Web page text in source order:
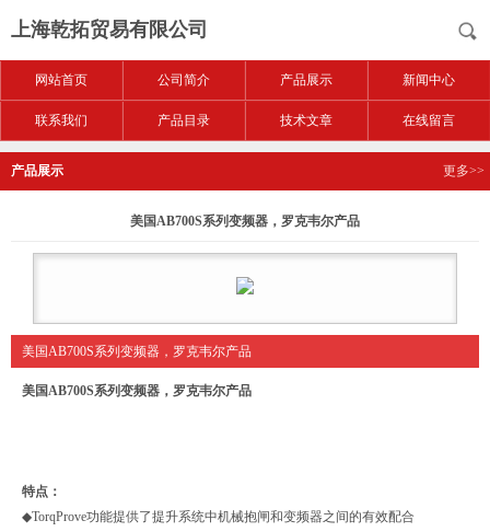
上海乾拓贸易有限公司
网站首页 公司简介 产品展示 新闻中心
联系我们 产品目录 技术文章 在线留言
产品展示 更多>>
美国AB700S系列变频器，罗克韦尔产品
美国AB700S系列变频器，罗克韦尔产品
美国AB700S系列变频器，罗克韦尔产品
特点：
◆TorqProve功能提供了提升系统中机械抱闸和变频器之间的有效配合